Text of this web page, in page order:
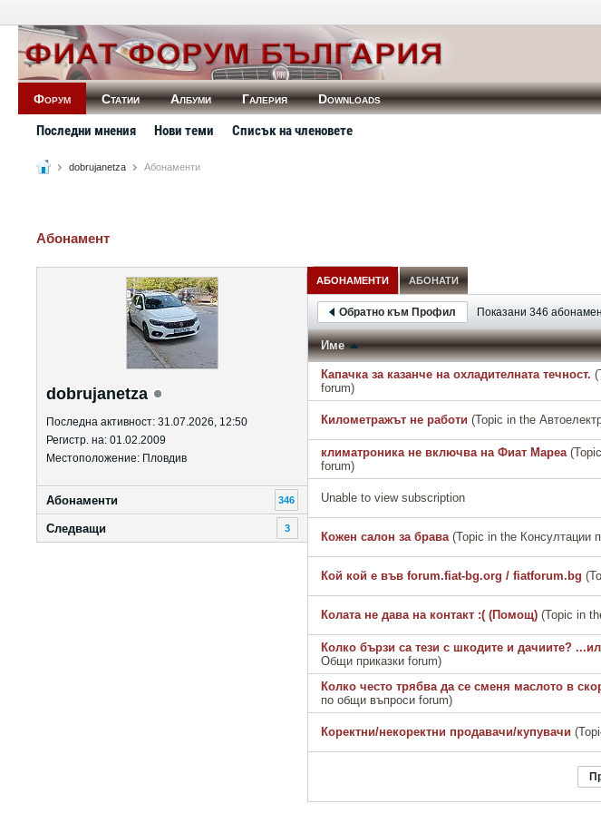
Форум Статии Албуми Галерия Downloads
Последни мнения Нови теми Списък на членовете
dobrujanetza Абонаменти
Абонамент
dobrujanetza
Последна активност: 31.07.2026, 12:50
Регистр. на: 01.02.2009
Местоположение: Пловдив
Абонаменти 346
Следващи 3
АБОНАМЕНТИ АБОНАТИ
Обратно към Профил Показани 346
Име
Капачка за казанче на охладителната течност.
forum)
Километражът не работи (Topic in the
климатроника не включва на Фиат Мареа
forum)
Unable to view subscription
Кожен салон за брава (Topic in the Консултации
Кой кой е във forum.fiat-bg.org / fiatforum.bg
Колата не дава на контакт :( (Помощ) (Topic in
Колко бързи са тези с шкодите и дачиите?
Общи приказки forum)
Колко често трябва да се сменя маслото в
по общи въпроси forum)
Коректни/некоректни продавачи/купувачи